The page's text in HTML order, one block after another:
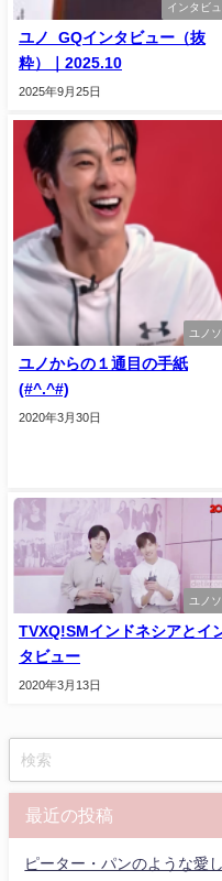
インタビ
ユノ_GQインタビュー（抜
粋）｜2025.10
2025年9月25日
ユノ
ユノからの１通目の手紙
(#^.^#)
2020年3月30日
ユノ
TVXQ!SMインドネシアとイ
タビュー
2020年3月13日
最近の投稿
ピーター・パンのような愛